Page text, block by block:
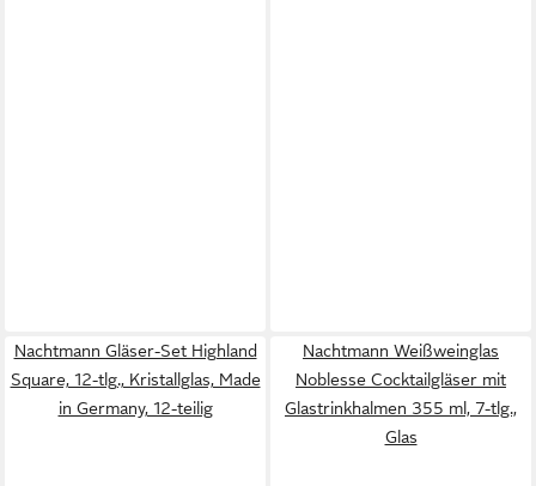
Nachtmann Gläser-Set Highland
Square, 12-tlg., Kristallglas, Made
in Germany, 12-teilig
Nachtmann Weißweinglas
Noblesse Cocktailgläser mit
Glastrinkhalmen 355 ml, 7-tlg.,
Glas